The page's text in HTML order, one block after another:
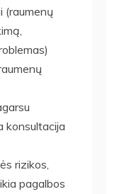
(raumenų
konsultacija
rizikos,
pagalbos